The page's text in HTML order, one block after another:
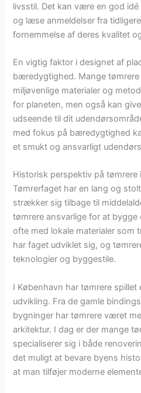
livsstil. Det kan være en god
og læse anmeldelser fra
fornemmelse af deres kvalitet
En vigtig faktor i designet af
bæredygtighed. Mange
miljøvenlige materialer og
for planeten, men også kan
udseende til dit
med fokus på bæredygtighed
et smukt og ansvarligt
Historisk perspektiv på tømrere
Tømrerfaget har en lang og
strækker sig tilbage til
tømrere ansvarlige for at bygge
ofte med lokale materialer som
har faget udviklet sig, og
teknologier og byggestile.
I København har tømrere spillet
udvikling. Fra de gamle
bygninger har tømrere været
arkitektur. I dag er der mange
specialiserer sig i både
det muligt at bevare byens
at man tilføjer moderne